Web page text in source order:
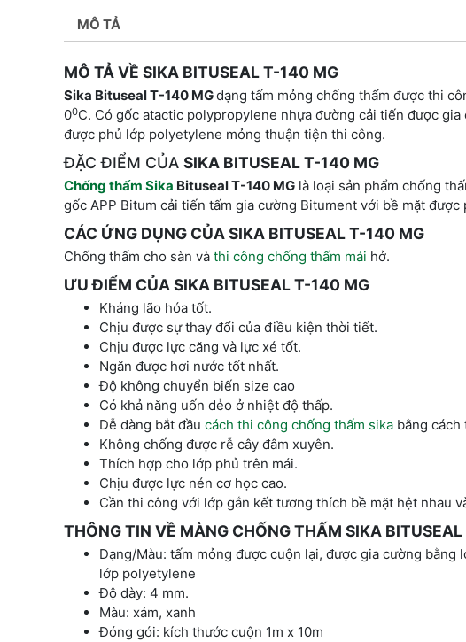
MÔ TẢ
MÔ TẢ VỀ SIKA BITUSEAL T-140 MG
Sika Bituseal T-140 MGdạng tấm mỏng chống thấm được thi
00C. Có gốc atactic polypropylene nhựa đường cải tiến được
được phủ lớp polyetylene mỏng thuận tiện thi công.
ĐẶC ĐIỂM CỦA SIKA BITUSEAL T-140 MG
Chống thấm Sika Bituseal T-140 MG là loại sản phẩm chống
gốc APP Bitum cải tiến tấm gia cường Bitument với bề mặt
CÁC ỨNG DỤNG CỦA SIKA BITUSEAL T-140 MG
Chống thấm cho sàn và thi công chống thấm mái hở.
ƯU ĐIỂM CỦA SIKA BITUSEAL T-140 MG
Kháng lão hóa tốt.
Chịu được sự thay đổi của điều kiện thời tiết.
Chịu được lực căng và lực xé tốt.
Ngăn được hơi nước tốt nhất.
Độ không chuyển biến size cao
Có khả năng uốn dẻo ở nhiệt độ thấp.
Dễ dàng bắt đầu cách thi công chống thấm sika bằng
Không chống được rễ cây đâm xuyên.
Thích hợp cho lớp phủ trên mái.
Chịu được lực nén cơ học cao.
Cần thi công với lớp gắn kết tương thích bề mặt hệt nhau
THÔNG TIN VỀ MÀNG CHỐNG THẤM SIKA
Dạng/Màu: tấm mỏng được cuộn lại, được gia cường
lớp polyetylene
Độ dày: 4 mm.
Màu: xám, xanh
Đóng gói: kích thước cuộn 1m x 10m